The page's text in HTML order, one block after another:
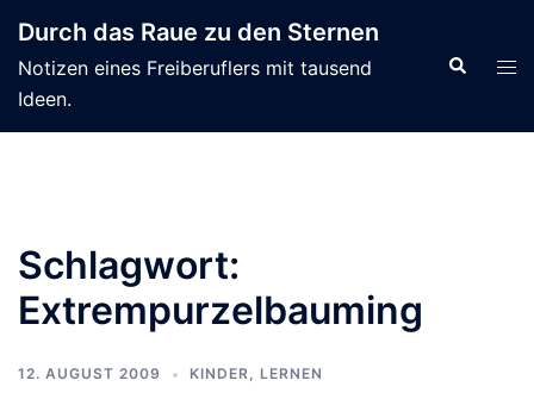
Inhalt
springen
Durch das Raue zu den Sternen
Notizen eines Freiberuflers mit tausend
Ideen.
Suche
Schlagwort:
Extrempurzelbauming
12. AUGUST 2009 KINDER, LERNEN